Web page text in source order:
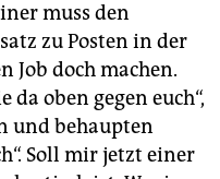
muss den
zu Posten in der
Job doch machen.
da oben gegen euch“,
und behaupten
Soll mir jetzt einer